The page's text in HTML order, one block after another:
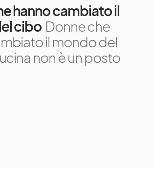
hanno cambiato il
cibo Donne che
il mondo del
non è un posto